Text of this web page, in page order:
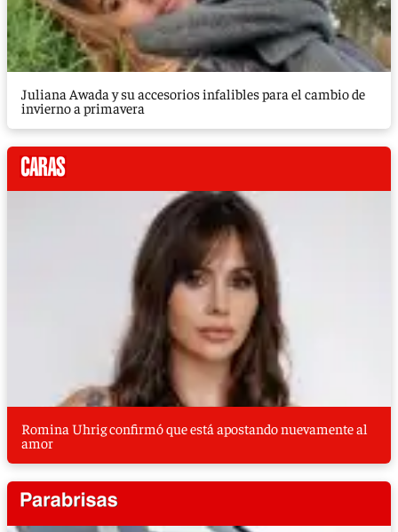
Juliana Awada y su accesorios infalibles para el cambio de
invierno a primavera
Romina Uhrig confirmó que está apostando nuevamente al
amor